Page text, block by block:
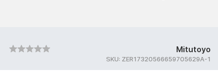
Mitutoyo
SKU: ZER17320566659705629A-1